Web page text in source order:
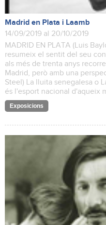
Madrid en Plata i Laamb
14/09/2019 al 20/10/2019
MADRID EN PLATA (Luis
resumeix el sentit del seu
als més de trenta anys
Madrid, però amb una
Steel) La lluita senegalesa o
és l'esport nacional d'aqueix
Exposicions